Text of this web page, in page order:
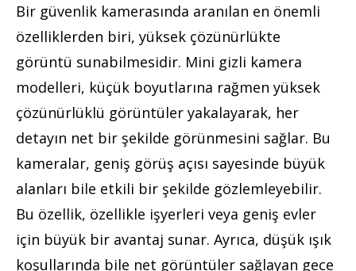
Bir güvenlik kamerasında aranılan en önemli
özelliklerden biri, yüksek çözünürlükte
görüntü sunabilmesidir. Mini gizli kamera
modelleri, küçük boyutlarına rağmen yüksek
çözünürlüklü görüntüler yakalayarak, her
detayın net bir şekilde görünmesini sağlar. Bu
kameralar, geniş görüş açısı sayesinde büyük
alanları bile etkili bir şekilde gözlemleyebilir.
Bu özellik, özellikle işyerleri veya geniş evler
için büyük bir avantaj sunar. Ayrıca, düşük ışık
koşullarında bile net görüntüler sağlayan gece